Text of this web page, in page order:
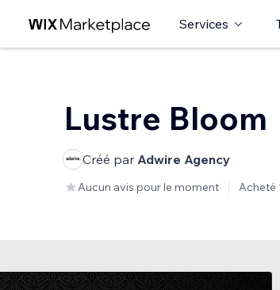
Services
Lustre Bloom
Créé par Adwire Agency
Aucun avis pour le moment Acheté